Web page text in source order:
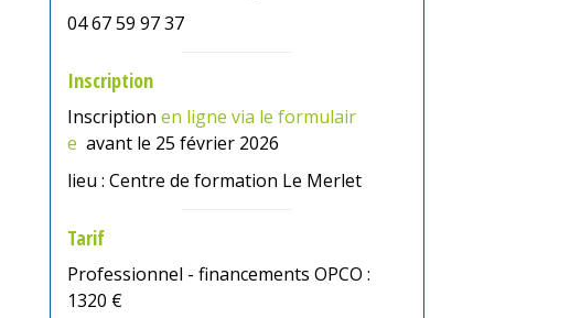
04 67 59 97 37
Inscription
Inscription en ligne via le formulair
e avant le 25 février 2026
lieu : Centre de formation Le Merlet
Tarif
Professionnel - financements OPCO :
1320 €